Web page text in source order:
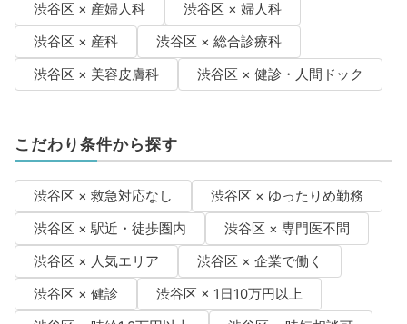
渋谷区 × 産婦人科
渋谷区 × 婦人科
渋谷区 × 産科
渋谷区 × 総合診療科
渋谷区 × 美容皮膚科
渋谷区 × 健診・人間ドック
こだわり条件から探す
渋谷区 × 救急対応なし
渋谷区 × ゆったりめ勤務
渋谷区 × 駅近・徒歩圏内
渋谷区 × 専門医不問
渋谷区 × 人気エリア
渋谷区 × 企業で働く
渋谷区 × 健診
渋谷区 × 1日10万円以上